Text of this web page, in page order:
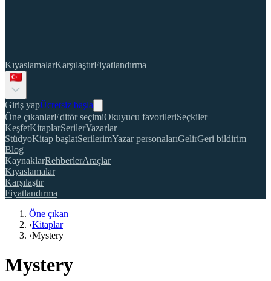
KıyaslamalarKarşılaştırFiyatlandırma
Giriş yapÜcretsiz başla
Öne çıkanlarEditör seçimiOkuyucu favorileriSeçkiler
KeşfetKitaplarSerilerYazarlar
StüdyoKitap başlatSerilerimYazar personalarıGelirGeri bildirim
Blog
KaynaklarRehberlerAraçlar
Kıyaslamalar
Karşılaştır
Fiyatlandırma
Öne çıkan
›Kitaplar
›Mystery
Mystery